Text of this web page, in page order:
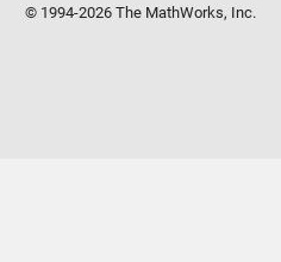
© 1994-2026 The MathWorks, Inc.